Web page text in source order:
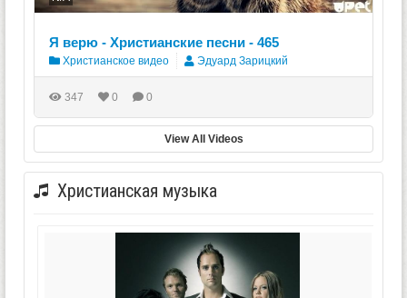
Я верю - Христианские песни - 465
Христианское видео Эдуард Зарицкий
347 0 0
View All Videos
Христианская музыка